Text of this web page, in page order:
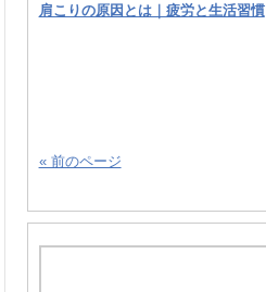
肩こりの原因とは｜疲労と生活習慣
« 前のページ